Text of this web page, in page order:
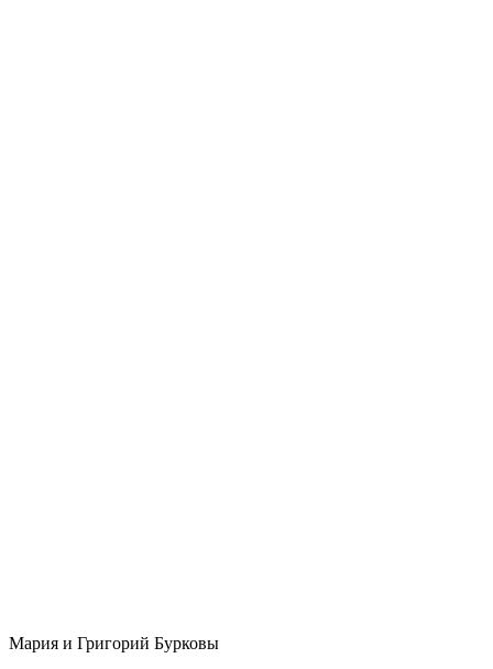
Мария и Григорий Бурковы